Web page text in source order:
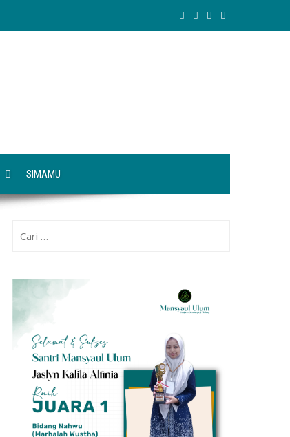
SIMAMU
untuk: